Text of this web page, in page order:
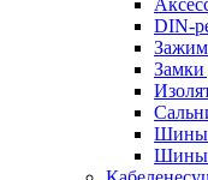
DIN-
Замки
Шины
Шины